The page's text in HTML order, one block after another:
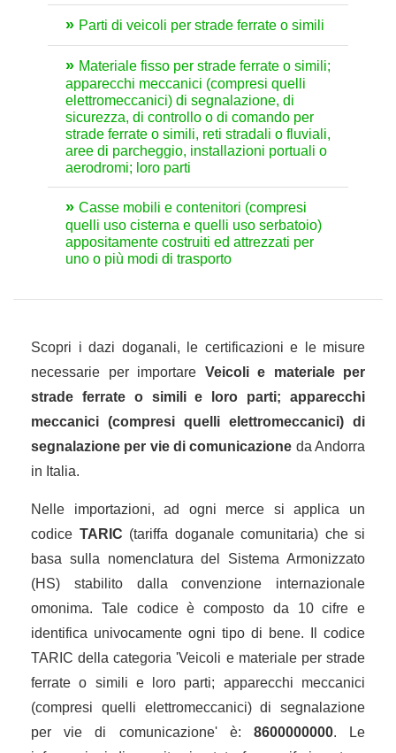
Parti di veicoli per strade ferrate o simili
Materiale fisso per strade ferrate o simili;
apparecchi meccanici (compresi quelli
elettromeccanici) di segnalazione, di
sicurezza, di controllo o di comando per
strade ferrate o simili, reti stradali o fluviali,
aree di parcheggio, installazioni portuali o
aerodromi; loro parti
Casse mobili e contenitori (compresi
quelli uso cisterna e quelli uso serbatoio)
appositamente costruiti ed attrezzati per
uno o più modi di trasporto
Scopri i dazi doganali, le certificazioni e le misure
necessarie per importare Veicoli e materiale per
strade ferrate o simili e loro parti; apparecchi
meccanici (compresi quelli elettromeccanici) di
segnalazione per vie di comunicazione da Andorra
in Italia.
Nelle importazioni, ad ogni merce si applica un
codice TARIC (tariffa doganale comunitaria) che si
basa sulla nomenclatura del Sistema Armonizzato
(HS) stabilito dalla convenzione internazionale
omonima. Tale codice è composto da 10 cifre e
identifica univocamente ogni tipo di bene. Il codice
TARIC della categoria 'Veicoli e materiale per strade
ferrate o simili e loro parti; apparecchi meccanici
(compresi quelli elettromeccanici) di segnalazione
per vie di comunicazione' è: 8600000000. Le